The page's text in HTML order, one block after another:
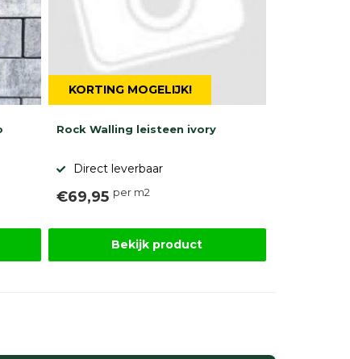
KORTING MOGELIJK!
Rock Walling leisteen ivory
Direct leverbaar
€69,95 per m2
Bekijk product